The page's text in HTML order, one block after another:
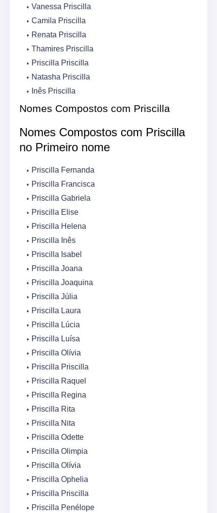
Vanessa Priscilla
Camila Priscilla
Renata Priscilla
Thamires Priscilla
Priscilla Priscilla
Natasha Priscilla
Inês Priscilla
Nomes Compostos com Priscilla
Nomes Compostos com Priscilla
no Primeiro nome
Priscilla Fernanda
Priscilla Francisca
Priscilla Gabriela
Priscilla Elise
Priscilla Helena
Priscilla Inês
Priscilla Isabel
Priscilla Joana
Priscilla Joaquina
Priscilla Júlia
Priscilla Laura
Priscilla Lúcia
Priscilla Luísa
Priscilla Olívia
Priscilla Priscilla
Priscilla Raquel
Priscilla Regina
Priscilla Rita
Priscilla Nita
Priscilla Odette
Priscilla Olimpia
Priscilla Olívia
Priscilla Ophelia
Priscilla Priscilla
Priscilla Penélope